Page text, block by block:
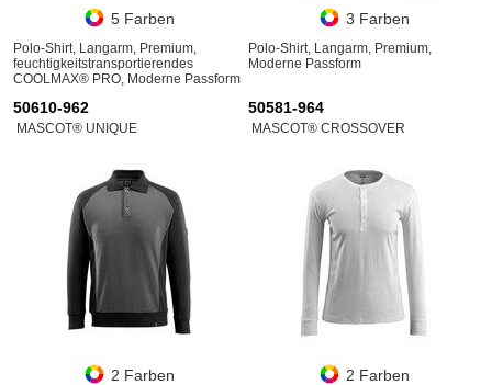
5 Farben
Polo-Shirt, Langarm, Premium,
feuchtigkeitstransportierendes
COOLMAX® PRO, Moderne Passform
3 Farben
Polo-Shirt, Langarm, Premium,
Moderne Passform
50610-962
MASCOT® UNIQUE
2 Farben
50581-964
MASCOT® CROSSOVER
2 Farben